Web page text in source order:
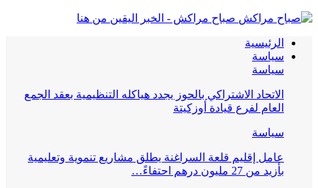
صباح مراكش - الخبر اليقين من هنا
الرئيسية
سياسة
سياسة
الاتحاد الاشتراكي بالحوز يجدد هياكله التنظيمية بعقد الجمع
العام لفرع قيادة أوزكيتة
سياسة
عامل إقليم قلعة السراغنة يطلق مشاريع تنموية وتعليمية
بأزيد من 27 مليون درهم احتفاءً…